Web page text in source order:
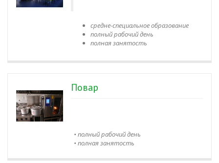
средне-специальное образование
полный рабочий день
полная занятость
Повар
• полный рабочий день
• полная занятость